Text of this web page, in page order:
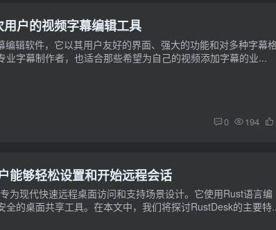
户的视频字幕编辑工具
辑软件，它以其用户友好的界面、强大的功能和对多种字幕
字幕制作者，也适合那些希望为自己的视频添加字幕的业...
0 194
能够轻松设置和开始远程会话
为现代快速远程桌面访问和支持场景设计。它使用Rust语言编
全的桌面共享工具。在本文中，我们将探讨RustDesk的主要特